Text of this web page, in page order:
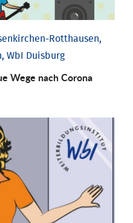
Rotthausen,
WbI Duisburg
Wege nach Corona